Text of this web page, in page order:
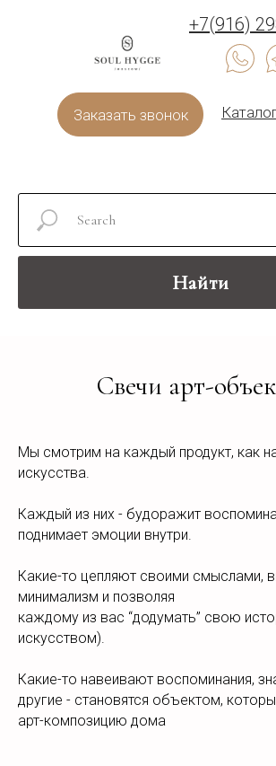
+7(916)
Заказать звонок
Найти
Свечи арт-
Мы смотрим на каждый продукт, как
искусства.
Каждый из них - будоражит
поднимает эмоции внутри.
Какие-то цепляют своими смыслами,
минимализм и позволяя
каждому из вас “додумать” свою
искусством).
Какие-то навеивают воспоминания,
другие - становятся объектом,
арт-композицию дома